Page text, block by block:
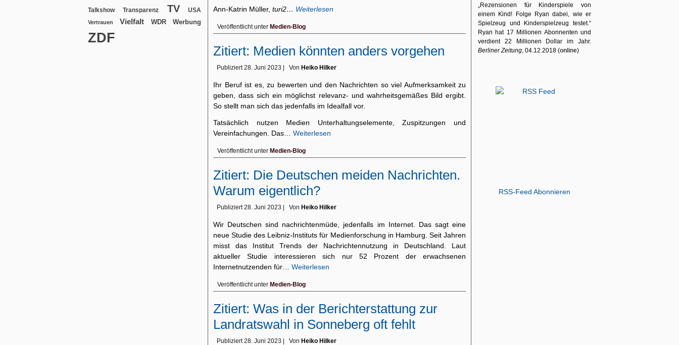
Talkshow Transparenz TV USA
Vertrauen Vielfalt WDR Werbung
ZDF
Ann-Katrin Müller, turi2… Weiterlesen
Veröffentlicht unter Medien-Blog
Zitiert: Medien könnten anders vorgehen
Publiziert 28. Juni 2023 Von Heiko Hilker
Ihr Beruf ist es, zu bewerten und den Nachrichten so viel Aufmerksamkeit zu
geben, dass sich ein möglichst relevanz- und wahrheitsgemäßes Bild ergibt.
So stellt man sich das jedenfalls im Idealfall vor.
Tatsächlich nutzen Medien Unterhaltungselemente, Zuspitzungen und
Vereinfachungen. Das… Weiterlesen
Veröffentlicht unter Medien-Blog
Zitiert: Die Deutschen meiden Nachrichten.
Warum eigentlich?
Publiziert 28. Juni 2023 Von Heiko Hilker
Wir Deutschen sind nachrichtenmüde, jedenfalls im Internet. Das sagt eine
neue Studie des Leibniz-Instituts für Medienforschung in Hamburg. Seit Jahren
misst das Institut Trends der Nachrichtennutzung in Deutschland. Laut
aktueller Studie interessieren sich nur 52 Prozent der erwachsenen
Internetnutzenden für… Weiterlesen
Veröffentlicht unter Medien-Blog
Zitiert: Was in der Berichterstattung zur
Landratswahl in Sonneberg oft fehlt
Publiziert 28. Juni 2023 Von Heiko Hilker
„Rezensionen für Kinderspiele von
einem Kind! Folge Ryan dabei, wie er
Spielzeug und Kinderspielzeug testet.“
Ryan hat 17 Millionen Abonnenten und
verdient 22 Millionen Dollar im Jahr.
Berliner Zeitung, 04.12.2018 (online)
RSS-Feed Abonnieren